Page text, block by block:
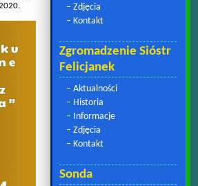
– Zdjęcia
– Kontakt
Zgromadzenie Sióstr
Felicjanek
– Aktualności
– Historia
– Informacje
– Zdjęcia
– Kontakt
Sonda